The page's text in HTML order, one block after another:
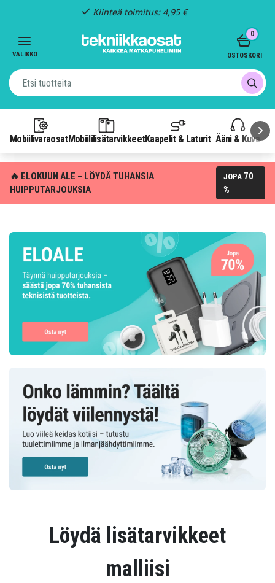
Kiinteä toimitus: 4,95 €
VALIKKO
MobiilivaraosatMobiililisätarvikkeetKaapelit & Laturit Ääni & Kuva
0
OSTOSKORI
🔥 ELOKUUN ALE – LÖYDÄ TUHANSIA
HUIPPUTARJOUKSIA
JOPA 70
%
Löydä lisätarvikkeet
malliisi